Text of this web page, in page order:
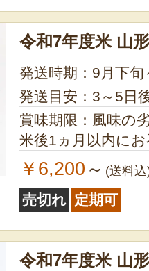
令和7年度米 山
発送時期：9月下旬
発送目安：3～5日
賞味期限：風味の
米後1ヵ月以内に
￥6,200 ～ (送料
売切れ 定期可
令和7年度米 山